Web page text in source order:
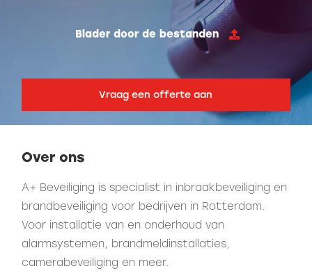
Blader door de bestanden
Over ons
A+ Beveiliging is specialist in inbraakbeveiliging en
brandbeveiliging voor bedrijven in Rotterdam.
Voor installatie van en onderhoud van
alarmsystemen, brandmeldinstallaties,
camerabeveiliging en meer.